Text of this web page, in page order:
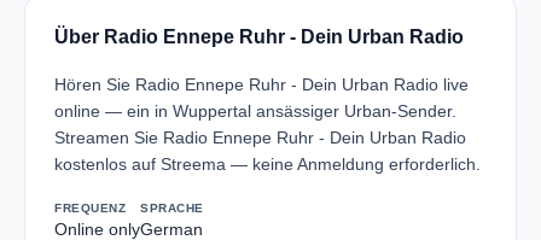
Über Radio Ennepe Ruhr - Dein Urban Radio
Hören Sie Radio Ennepe Ruhr - Dein Urban Radio live
online — ein in Wuppertal ansässiger Urban-Sender.
Streamen Sie Radio Ennepe Ruhr - Dein Urban Radio
kostenlos auf Streema — keine Anmeldung erforderlich.
FREQUENZ
Online only
SPRACHE
German